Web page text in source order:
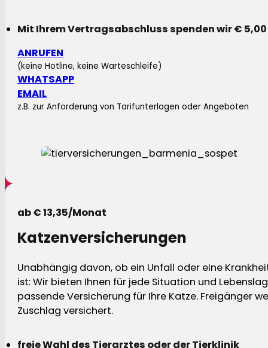
Mit Ihrem Vertragsabschluss spenden wir €
ANRUFEN
(keine Hotline, keine Warteschleife)
WHATSAPP
EMAIL
z.B. zur Anforderung von Tarifunterlagen oder Angeboten
ab € 13,35/Monat
Katzenversicherungen
Unabhängig davon, ob ein Unfall oder eine
ist: Wir bieten Ihnen für jede Situation und
passende Versicherung für Ihre Katze. Freigänger
Zuschlag versichert.
freie Wahl des Tierarztes oder der Tierklinik